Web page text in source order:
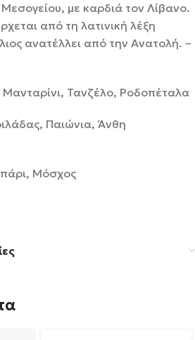
με καρδιά τον Λίβανο.
από τη λατινική λέξη
ανατέλλει από την Ανατολή. –
Τανζέλο, Ροδοπέταλα
Παιώνια, Άνθη
Μόσχος